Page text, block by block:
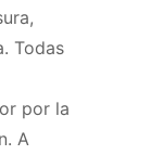
Todas
por la
A